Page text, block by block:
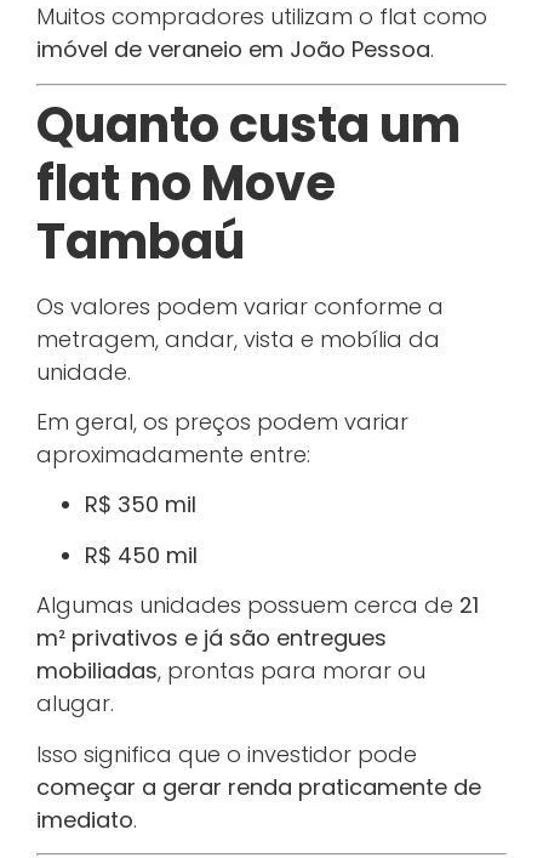
Muitos compradores utilizam o flat como
imóvel de veraneio em João Pessoa.
Quanto custa um
flat no Move
Tambaú
Os valores podem variar conforme a
metragem, andar, vista e mobília da
unidade.
Em geral, os preços podem variar
aproximadamente entre:
R$ 350 mil
R$ 450 mil
Algumas unidades possuem cerca de 21
m² privativos e já são entregues
mobiliadas, prontas para morar ou
alugar.
Isso significa que o investidor pode
começar a gerar renda praticamente de
imediato.